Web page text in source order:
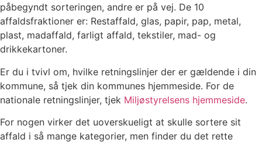
påbegyndt sorteringen, andre er på vej. De 10
affaldsfraktioner er: Restaffald, glas, papir, pap, metal,
plast, madaffald, farligt affald, tekstiler, mad- og
drikkekartoner.
Er du i tvivl om, hvilke retningslinjer der er gældende i din
kommune, så tjek din kommunes hjemmeside. For de
nationale retningslinjer, tjek Miljøstyrelsens hjemmeside.
For nogen virker det uoverskueligt at skulle sortere sit
affald i så mange kategorier, men finder du det rette